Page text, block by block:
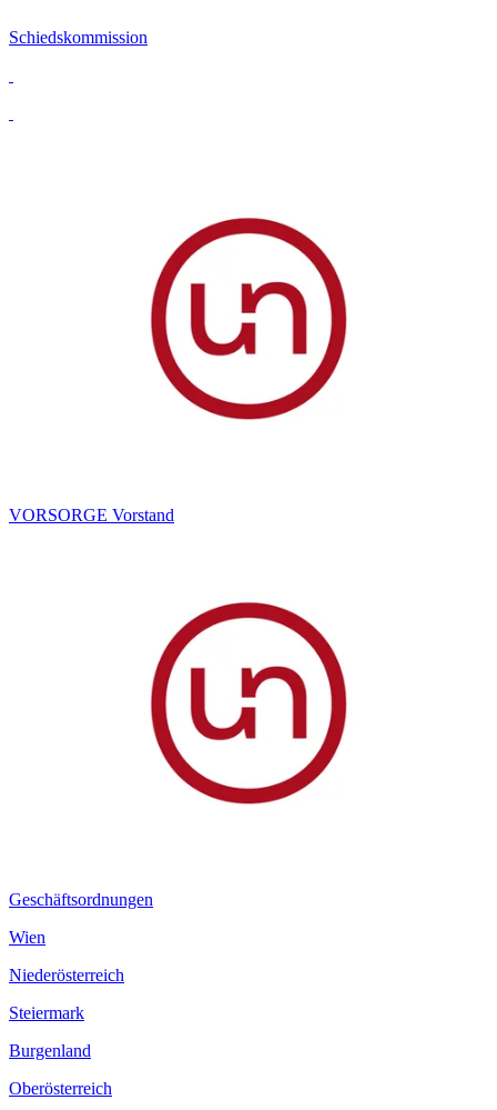
Schiedskommission
VORSORGE Vorstand
Geschäftsordnungen
Wien
Niederösterreich
Steiermark
Burgenland
Oberösterreich